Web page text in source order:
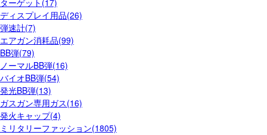
ターゲット(17)
ディスプレイ用品(26)
弾速計(7)
エアガン消耗品(99)
BB弾(79)
ノーマルBB弾(16)
バイオBB弾(54)
発光BB弾(13)
ガスガン専用ガス(16)
発火キャップ(4)
ミリタリーファッション(1805)